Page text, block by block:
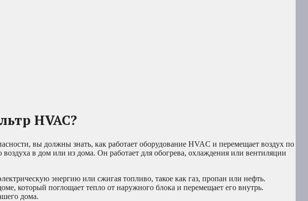
HVAC?
вы должны знать, как работает оборудование HVAC и перемещает воздух по
в дом или из дома. Он работает для обогрева, охлаждения или вентиляции
энергию или сжигая топливо, такое как газ, пропан или нефть.
который поглощает тепло от наружного блока и перемещает его внутрь.
дома.